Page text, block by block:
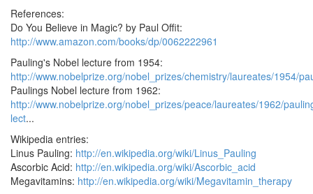
References:
Do You Believe in Magic? by Paul Offit:
http://www.amazon.com/books/dp/0062222961
Pauling's Nobel lecture from 1954:
http://www.nobelprize.org/nobel_prizes/chemistry/laureates/1954/
Paulings Nobel lecture from 1962:
http://www.nobelprize.org/nobel_prizes/peace/laureates/1962/
lect...
Wikipedia entries:
Linus Pauling: http://en.wikipedia.org/wiki/Linus_Pauling
Ascorbic Acid: http://en.wikipedia.org/wiki/Ascorbic_acid
Megavitamins: http://en.wikipedia.org/wiki/Megavitamin_therapy